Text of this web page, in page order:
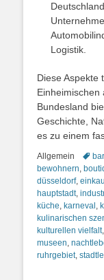
Logistik.
Diese Aspekte
Einheimischen
Bundesland
Geschichte,
es zu einem
Kategorien
Allgemein
bewohnern,
düsseldorf,
hauptstadt,
küche, karneval ,
kulinarischen
kulturellen vielfalt,
museen,
ruhrgebiet,